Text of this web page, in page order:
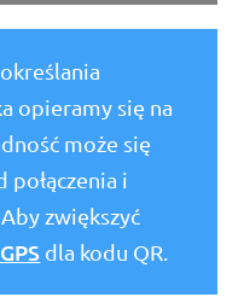
opieramy się na
może się
połączenia i
zwiększyć
dla kodu QR.